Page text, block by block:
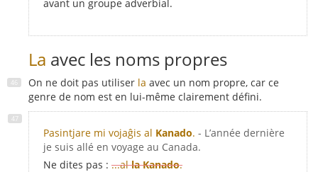
avant un groupe adverbial.
La avec les noms propres
On ne doit pas utiliser la avec un nom propre, car ce
genre de nom est en lui-même clairement défini.
Pasintjare mi vojaĝis al Kanado. - L’année dernière
je suis allé en voyage au Canada.
Ne dites pas : ...alla Kanado.